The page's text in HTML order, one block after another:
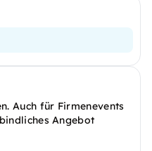
Auch für Firmenevents
Angebot